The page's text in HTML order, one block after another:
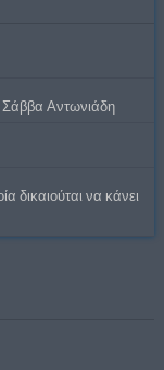
Σάββα Αντωνιάδη
δικαιούται να κάνει